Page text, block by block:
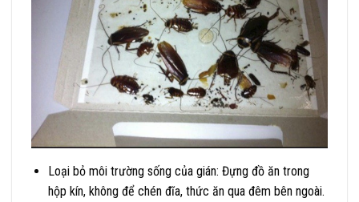
Loại bỏ môi trường sống của gián: Đựng đồ ăn trong
hộp kín, không để chén đĩa, thức ăn qua đêm bên ngoài.